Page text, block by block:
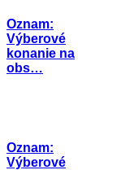
Oznam:
Výberové
konanie na
obs…
Oznam:
Výberové